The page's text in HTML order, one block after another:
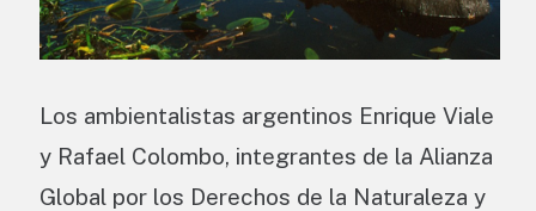
Los ambientalistas argentinos Enrique Viale
y Rafael Colombo, integrantes de la Alianza
Global por los Derechos de la Naturaleza y